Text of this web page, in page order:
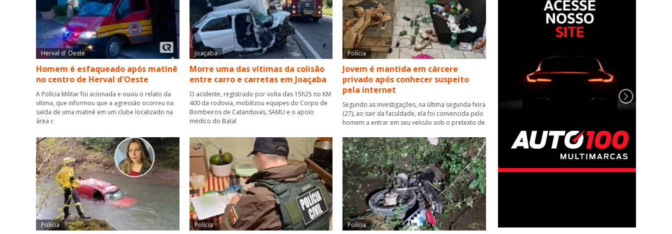
Herval d' Oeste
Homem é esfaqueado após matinê
no centro de Herval d'Oeste
A Polícia Militar foi acionada e ouviu o relato da
vítima, que informou que a agressão ocorreu na
saída de uma matiné em um clube localizado na
área c
Joaçaba
Morre uma das vítimas da colisão
entre carro e carretas em Joaçaba
O acidente, registrado por volta das 15h25 no KM
400 da rodovia, mobilizou equipes do Corpo de
Bombeiros de Catanduvas, SAMU e o apoio
médico do Batal
Polícia
Jovem é mantida em cárcere
privado após conhecer suspeito
pela internet
Segundo as investigações, na última segunda-feira
(27), ao sair da faculdade, ela foi convencida pelo
homem a entrar em seu veículo sob o pretexto de
Polícia Polícia Polícia